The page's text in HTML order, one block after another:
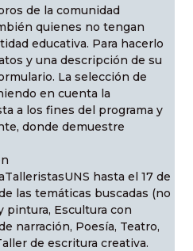
de la comunidad
quienes no tengan
educativa. Para hacerlo
y una descripción de su
La selección de
en cuenta la
a los fines del programa y
donde demuestre
hasta el 17 de
las temáticas buscadas (no
pintura, Escultura con
narración, Poesía, Teatro,
de escritura creativa.